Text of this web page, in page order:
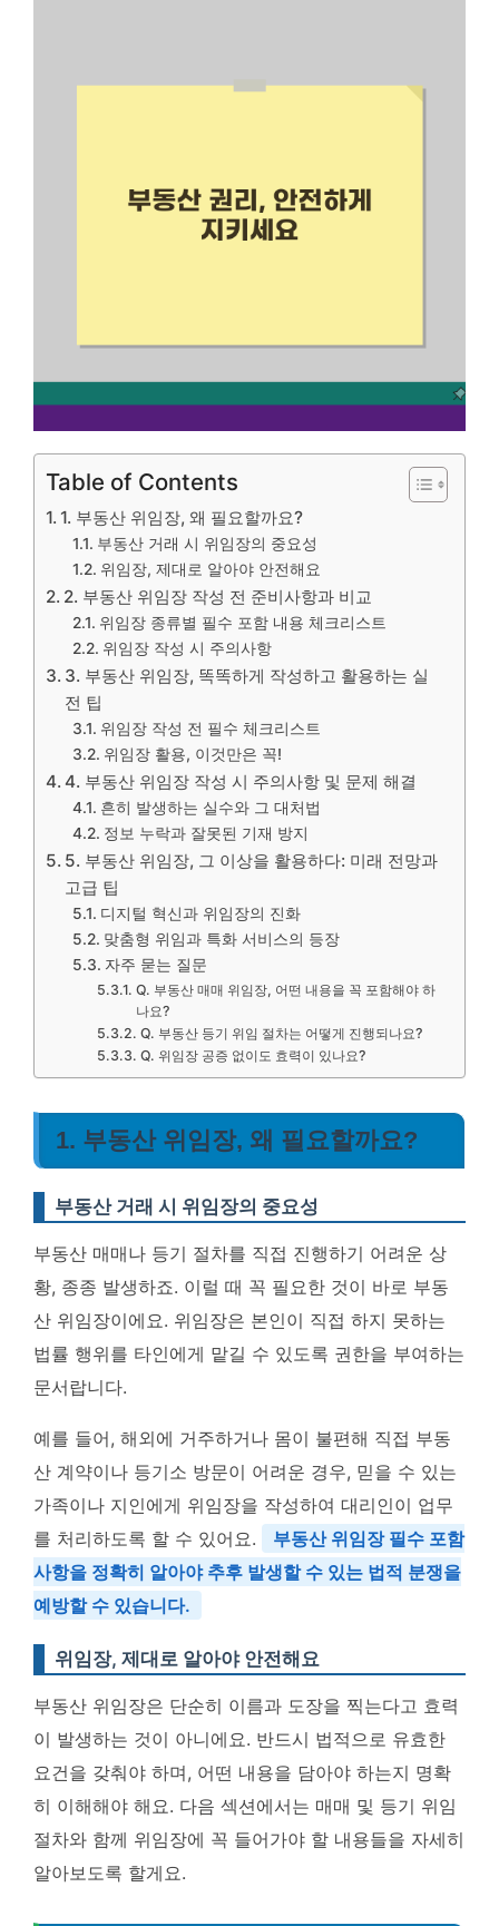
Table of Contents
1. 부동산 위임장, 왜 필요할까요?
부동산 거래 시 위임장의 중요성
위임장, 제대로 알아야 안전해요
2. 부동산 위임장 작성 전 준비사항과 비교
위임장 종류별 필수 포함 내용 체크리스트
위임장 작성 시 주의사항
3. 부동산 위임장, 똑똑하게 작성하고 활용하는 실
전 팁
위임장 작성 전 필수 체크리스트
위임장 활용, 이것만은 꼭!
4. 부동산 위임장 작성 시 주의사항 및 문제 해결
흔히 발생하는 실수와 그 대처법
정보 누락과 잘못된 기재 방지
5. 부동산 위임장, 그 이상을 활용하다: 미래 전망과
고급 팁
디지털 혁신과 위임장의 진화
맞춤형 위임과 특화 서비스의 등장
자주 묻는 질문
Q. 부동산 매매 위임장, 어떤 내용을 꼭 포함해야 하
나요?
Q. 부동산 등기 위임 절차는 어떻게 진행되나요?
Q. 위임장 공증 없이도 효력이 있나요?
1. 부동산 위임장, 왜 필요할까요?
부동산 거래 시 위임장의 중요성
부동산 매매나 등기 절차를 직접 진행하기 어려운 상
황, 종종 발생하죠. 이럴 때 꼭 필요한 것이 바로 부동
산 위임장이에요. 위임장은 본인이 직접 하지 못하는
법률 행위를 타인에게 맡길 수 있도록 권한을 부여하는
문서랍니다.
예를 들어, 해외에 거주하거나 몸이 불편해 직접 부동
산 계약이나 등기소 방문이 어려운 경우, 믿을 수 있는
가족이나 지인에게 위임장을 작성하여 대리인이 업무
를 처리하도록 할 수 있어요.
부동산 위임장 필수 포함
사항을 정확히 알아야 추후 발생할 수 있는 법적 분쟁을
예방할 수 있습니다.
위임장, 제대로 알아야 안전해요
부동산 위임장은 단순히 이름과 도장을 찍는다고 효력
이 발생하는 것이 아니에요. 반드시 법적으로 유효한
요건을 갖춰야 하며, 어떤 내용을 담아야 하는지 명확
히 이해해야 해요. 다음 섹션에서는 매매 및 등기 위임
절차와 함께 위임장에 꼭 들어가야 할 내용들을 자세히
알아보도록 할게요.